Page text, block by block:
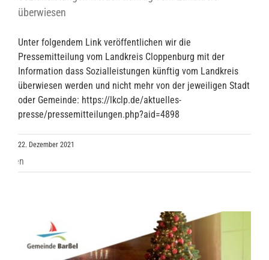
überwiesen
Unter folgendem Link veröffentlichen wir die
Pressemitteilung vom Landkreis Cloppenburg mit der
Information dass Sozialleistungen künftig vom Landkreis
überwiesen werden und nicht mehr von der jeweiligen Stadt
oder Gemeinde: https://lkclp.de/aktuelles-
presse/pressemitteilungen.php?aid=4898
22. Dezember 2021